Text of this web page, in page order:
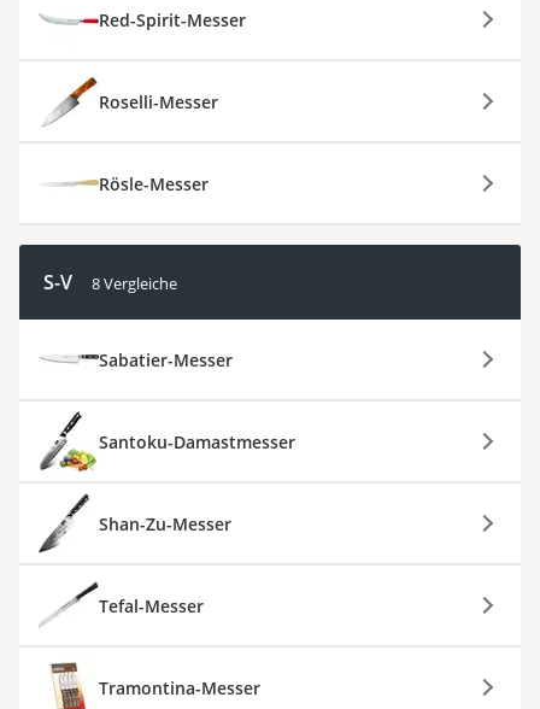
Red-Spirit-Messer
Roselli-Messer
Rösle-Messer
S-V 8 Vergleiche
Sabatier-Messer
Santoku-Damastmesser
Shan-Zu-Messer
Tefal-Messer
Tramontina-Messer